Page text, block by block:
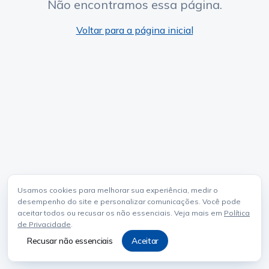
Usamos cookies para melhorar sua experiência, medir o
desempenho do site e personalizar comunicações. Você pode
aceitar todos ou recusar os não essenciais. Veja mais em Política
de Privacidade.
Recusar não essenciais Aceitar
Não encontramos essa página.
Voltar para a página inicial